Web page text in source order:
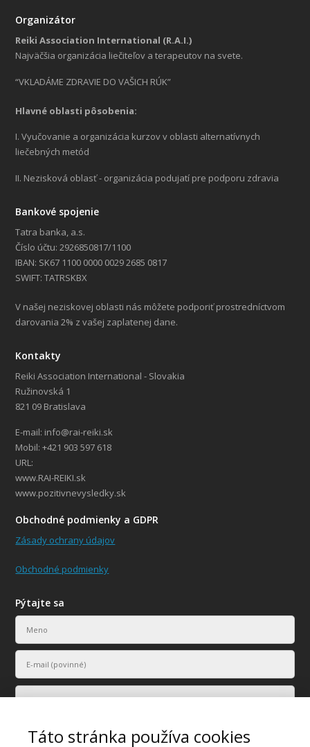
Organizátor
Reiki Association International (R.A.I.)
Najväčšia organizácia liečiteľov a terapeutov na svete.
“VKLADÁME ZDRAVIE DO VAŠICH RÚK”
Hlavné oblasti pôsobenia:
I. Vyučovanie a organizácia kurzov v oblasti alternatívnych
liečebných metód
II. Nezisková oblasť - organizácia podujatí pre podporu zdravia
Bankové spojenie
Tatra banka, a.s.
Číslo účtu: 2926850817/1100
IBAN: SK67 1100 0000 0029 2685 0817
SWIFT: TATRSKBX
V našej neziskovej oblasti nás môžete podporiť prostredníctvom
darovania 2% z vašej zaplatenej dane.
Kontakty
Reiki Association International - Slovakia
Ružinovská 1
821 09 Bratislava
E-mail: info@rai-reiki.sk
Mobil: +421 903 597 618
URL:
www.RAI-REIKI.sk
www.pozitivnevysledky.sk
Obchodné podmienky a GDPR
Zásady ochrany údajov
Obchodné podmienky
Pýtajte sa
Táto stránka používa cookies